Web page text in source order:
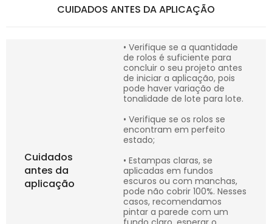
CUIDADOS ANTES DA APLICAÇÃO
Cuidados
antes da
aplicação
• Verifique se a quantidade
de rolos é suficiente para
concluir o seu projeto antes
de iniciar a aplicação, pois
pode haver variação de
tonalidade de lote para lote.
• Verifique se os rolos se
encontram em perfeito
estado;
• Estampas claras, se
aplicadas em fundos
escuros ou com manchas,
pode não cobrir 100%. Nesses
casos, recomendamos
pintar a parede com um